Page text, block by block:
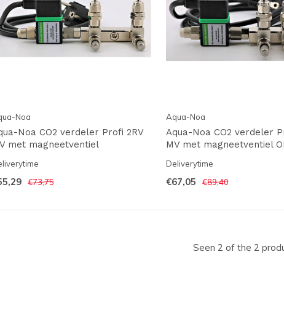
Noa
Noa CO2 verdeler Profi 2RV
met magneetventiel
€73,75
Aqua-Noa
Aqua-Noa CO2 verdeler
MV met magneetventiel
Deliverytime
€67,05 €89,40
Seen 2 of the 2